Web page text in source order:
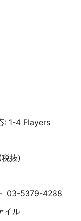
: 1-4 Players
抜)
03-5379-4288
イル